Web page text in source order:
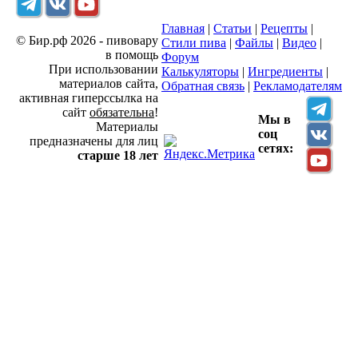
© Бир.рф 2026 - пивовару
в помощь
При использовании
материалов сайта,
активная гиперссылка на
сайт обязательна!
Материалы
предназначены для лиц
старше 18 лет
Главная | Статьи | Рецепты |
Стили пива | Файлы | Видео |
Форум
Калькуляторы | Ингредиенты |
Обратная связь | Рекламодателям
Мы в
соц
сетях: